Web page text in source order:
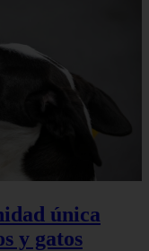
única
y gatos